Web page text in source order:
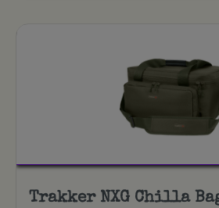
Trakker NXG Chilla